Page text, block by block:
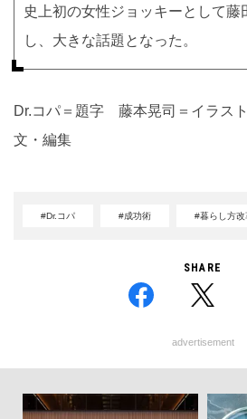
史上初の女性ジョッキーとして藤
し、大きな話題となった。
Dr.コパ＝題字 藤本晃司＝イラス
文・編集
#Dr.コパ #成功術 #暮らし方改
SHARE
advertisement